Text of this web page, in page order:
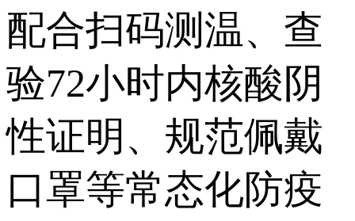
配合扫码测温、查
验72小时内核酸阴
性证明、规范佩戴
口罩等常态化防疫